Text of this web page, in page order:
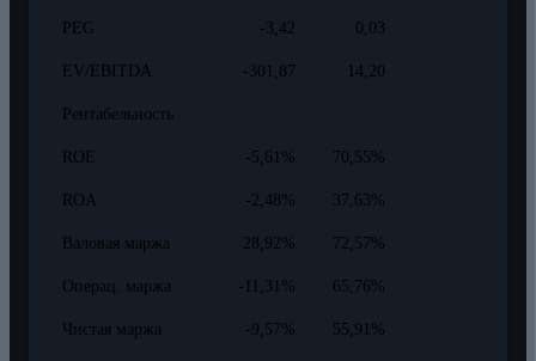
PEG -3,42 0,03
EV/EBITDA -301,87 14,20
Рентабельность
ROE -5,61% 70,55%
ROA -2,48% 37,63%
Валовая маржа 28,92% 72,57%
Операц. маржа -11,31% 65,76%
Чистая маржа -9,57% 55,91%